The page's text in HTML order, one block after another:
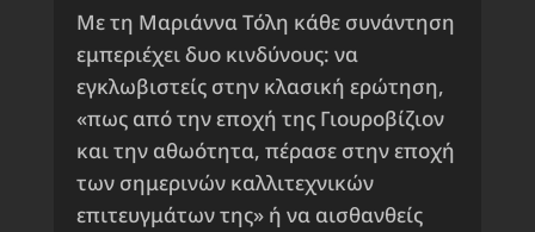
Με τη Μαριάννα Τόλη κάθε συνάντηση
εμπεριέχει δυο κινδύνους: να
εγκλωβιστείς στην κλασική ερώτηση,
«πως από την εποχή της Γιουροβίζιον
και την αθωότητα, πέρασε στην εποχή
των σημερινών καλλιτεχνικών
επιτευγμάτων της» ή να αισθανθείς